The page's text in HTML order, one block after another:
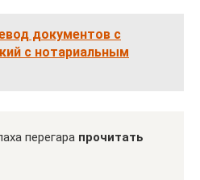
документов с
с нотариальным
перегара прочитать